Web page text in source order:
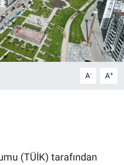
A- A+
(TÜİK) tarafından